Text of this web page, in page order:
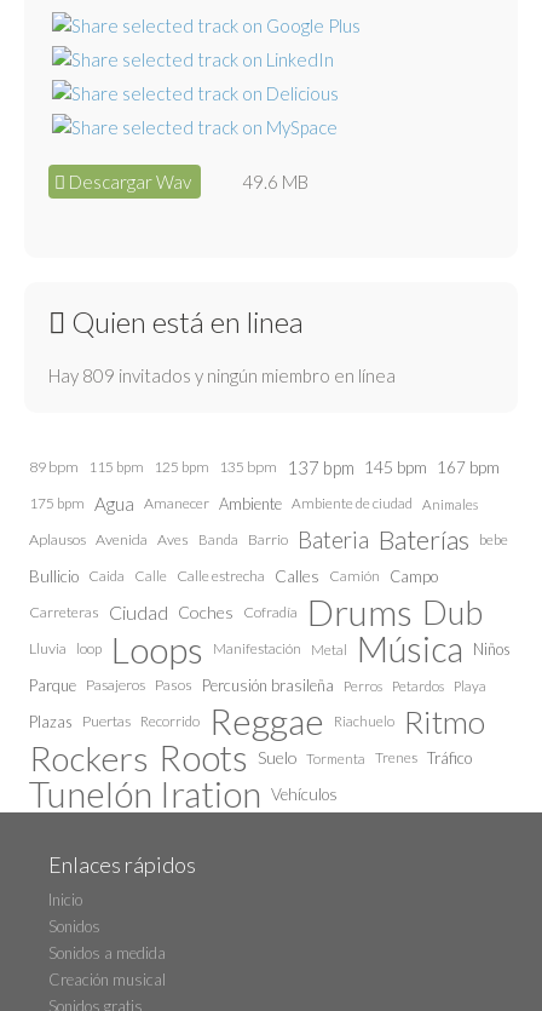
Descargar Wav 49.6 MB
Quien está en linea
Hay 809 invitados y ningún miembro en línea
89 bpm 115 bpm 125 bpm 135 bpm 137 bpm 145 bpm 167 bpm
175 bpm Agua Amanecer Ambiente Ambiente de ciudad Animales
Aplausos Avenida Aves Banda Barrio Bateria Baterías bebe
Bullicio Caida Calle Calle estrecha Calles Camión Campo
Carreteras Ciudad Coches Cofradía Drums Dub
Lluvia loop Loops Manifestación Metal Música
Niños
Parque Pasajeros Pasos Percusión brasileña Perros Petardos Playa
Plazas Puertas Recorrido Reggae Riachuelo Ritmo
Rockers Roots Suelo Tormenta Trenes Tráfico
Tunelón Iration Vehículos
Enlaces rápidos
Inicio
Sonidos
Sonidos a medida
Creación musical
Sonidos gratis